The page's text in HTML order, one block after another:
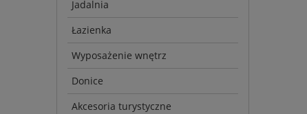
Jadalnia
Łazienka
Wyposażenie wnętrz
Donice
Akcesoria turystyczne